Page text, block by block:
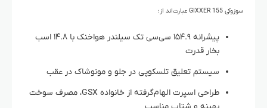
سوزوکی GIXXER 155 عبارت‌اند از:
پیشرانه ۱۵۴.۹ سی‌سی تک سیلندر هواخنک با ۱۴.۸ اسب
بخار قدرت
سیستم تعلیق تلسکوپی در جلو و مونوشاک در عقب
طراحی اسپرت الهام‌گرفته از خانواده GSX، مصرف سوخت